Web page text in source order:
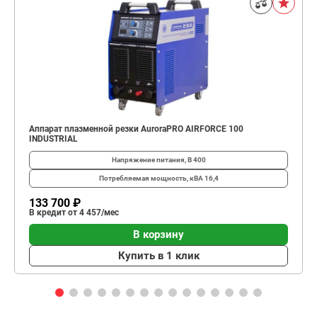
Аппарат плазменной резки AuroraPRO AIRFORCE 100
INDUSTRIAL
Напряжение питания, В400
Потребляемая мощность, кВА 16,4
133 700 ₽
В кредит от 4 457/мес
В корзину
Купить в 1 клик